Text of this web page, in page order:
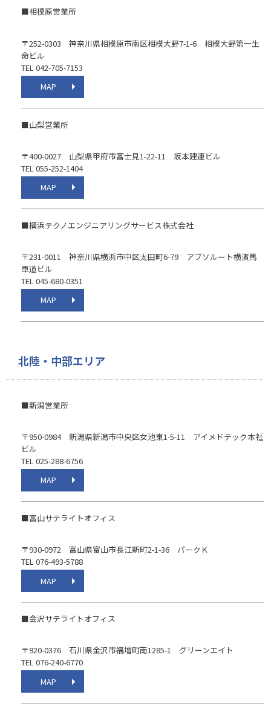
■相模原営業所
〒252-0303 神奈川県相模原市南区相模大野7-1-6 相模大野第一生
命ビル
TEL 042-705-7153
MAP
■山梨営業所
〒400-0027 山梨県甲府市富士見1-22-11 坂本建運ビル
TEL 055-252-1404
MAP
■横浜テクノエンジニアリングサービス株式会社
〒231-0011 神奈川県横浜市中区太田町6-79 アブソルート横濱馬
車道ビル
TEL 045-680-0351
MAP
北陸・中部エリア
■新潟営業所
〒950-0984 新潟県新潟市中央区女池東1-5-11 アイメドテック本社
ビル
TEL 025-288-6756
MAP
■富山サテライトオフィス
〒930-0972 富山県富山市長江新町2-1-36 パークＫ
TEL 076-493-5788
MAP
■金沢サテライトオフィス
〒920-0376 石川県金沢市福増町南1285-1 グリーンエイト
TEL 076-240-6770
MAP